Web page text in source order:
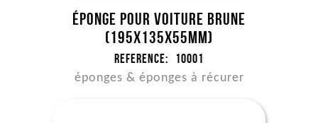
Éponge pour voiture brune
(195x135x55mm)
Reference: 10001
éponges & éponges à récurer